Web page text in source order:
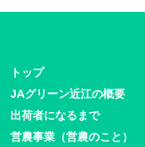
トップ
JAグリーン近江の概要
出荷者になるまで
営農事業（営農のこと）